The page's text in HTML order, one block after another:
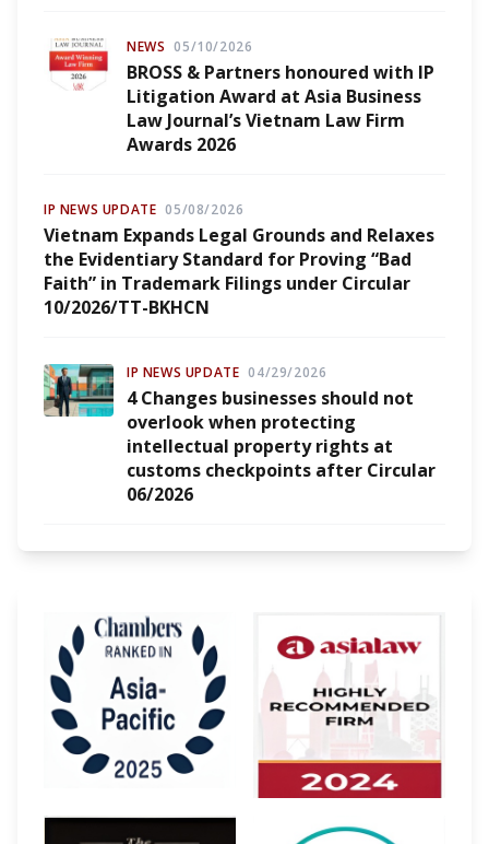
NEWS 05/10/2026
BROSS & Partners honoured with IP
Litigation Award at Asia Business
Law Journal’s Vietnam Law Firm
Awards 2026
IP NEWS UPDATE 05/08/2026
Vietnam Expands Legal Grounds and Relaxes
the Evidentiary Standard for Proving “Bad
Faith” in Trademark Filings under Circular
10/2026/TT-BKHCN
IP NEWS UPDATE 04/29/2026
4 Changes businesses should not
overlook when protecting
intellectual property rights at
customs checkpoints after Circular
06/2026